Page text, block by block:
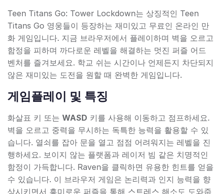
Teen Titans Go: Tower Lockdown는 상징적인 Teen
Titans Go 영웅들이 등장하는 재미있고 무료인 온라인 만
화 게임입니다. 지금 브라우저에서 플레이하며 벽을 오르고
함정을 피하며 까다로운 레벨을 해결하는 멋진 퍼즐 어드
벤처를 즐겨보세요. 학교 쉬는 시간이나 언제든지 차단되지
않은 재미있는 도전을 원할 때 완벽한 게임입니다.
게임플레이 및 특징
화살표 키 또는 WASD 키를 사용해 이동하고 점프하세요.
벽을 오르고 중력을 무시하는 독특한 능력을 활용할 수 있
습니다. 열쇠를 잡아 문을 열고 점점 어려워지는 레벨을 진
행하세요. 보이지 않는 플랫폼과 레이저 빔 같은 치명적인
함정이 가득합니다. Raven을 클릭하면 유용한 힌트를 얻을
수 있습니다. 이 브라우저 게임은 논리력과 인지 능력을 향
상시키면서 흥미로운 퍼즐을 통해 스트레스 해소도 도와줍